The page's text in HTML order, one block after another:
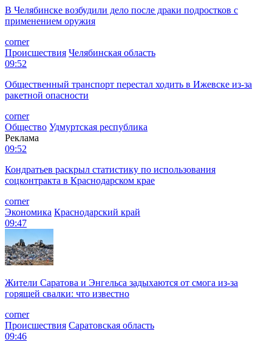
В Челябинске возбудили дело после драки подростков с
применением оружия
corner
Происшествия Челябинская область
09:52
Общественный транспорт перестал ходить в Ижевске из-за
ракетной опасности
corner
Общество Удмуртская республика
Реклама
09:52
Кондратьев раскрыл статистику по использования
соцконтракта в Краснодарском крае
corner
Экономика Краснодарский край
09:47
Жители Саратова и Энгельса задыхаются от смога из-за
горящей свалки: что известно
corner
Происшествия Саратовская область
09:46